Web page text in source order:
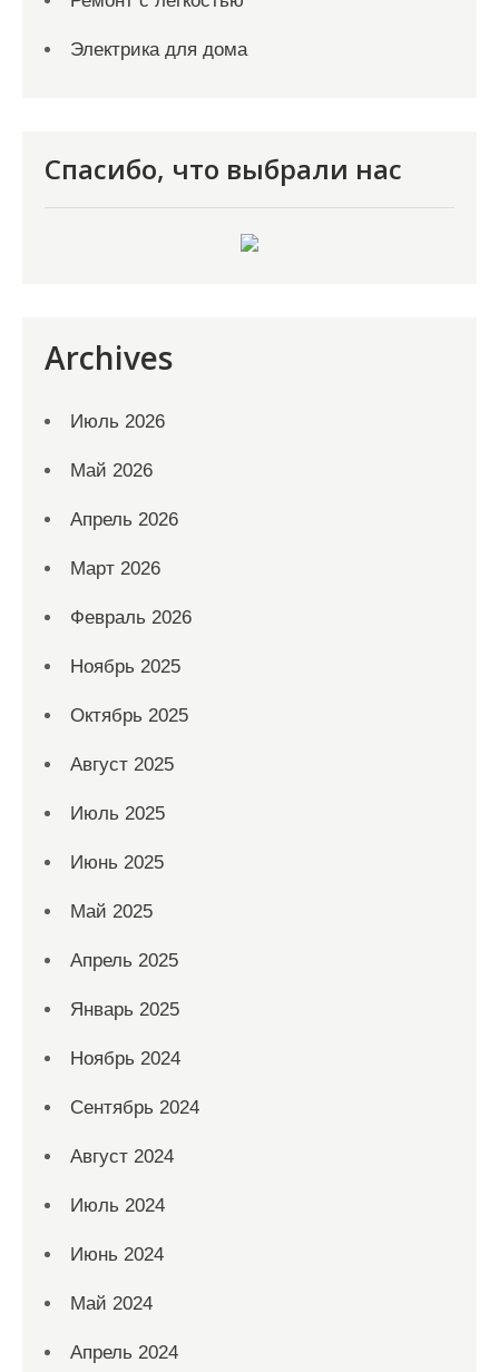
Электрика для дома
Спасибо, что выбрали нас
Archives
Июль 2026
Май 2026
Апрель 2026
Март 2026
Февраль 2026
Ноябрь 2025
Октябрь 2025
Август 2025
Июль 2025
Июнь 2025
Май 2025
Апрель 2025
Январь 2025
Ноябрь 2024
Сентябрь 2024
Август 2024
Июль 2024
Июнь 2024
Май 2024
Апрель 2024